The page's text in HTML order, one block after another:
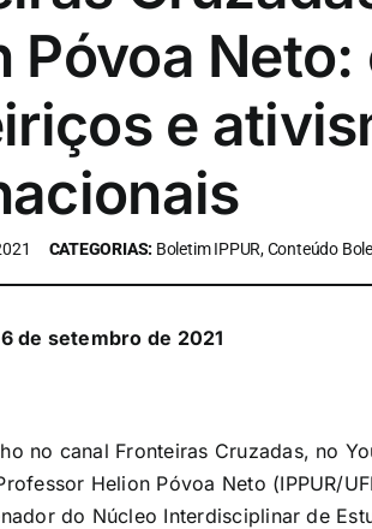
Póvoa
e
CATEGORIAS: Boletim IPPUR, Conteúdo
de setembro de 2021
no canal Fronteiras Cruzadas, no
Helion Póvoa Neto (IPPUR/
do Núcleo Interdisciplinar de